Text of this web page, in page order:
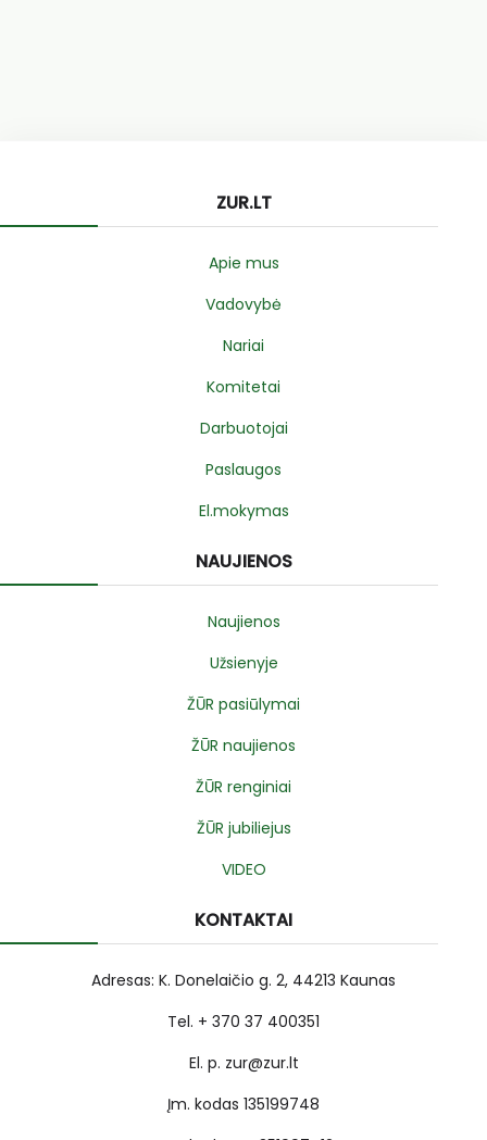
ZUR.LT
Apie mus
Vadovybė
Nariai
Komitetai
Darbuotojai
Paslaugos
El.mokymas
NAUJIENOS
Naujienos
Užsienyje
ŽŪR pasiūlymai
ŽŪR naujienos
ŽŪR renginiai
ŽŪR jubiliejus
VIDEO
KONTAKTAI
Adresas: K. Donelaičio g. 2, 44213 Kaunas
Tel. + 370 37 400351
El. p. zur@zur.lt
Įm. kodas 135199748